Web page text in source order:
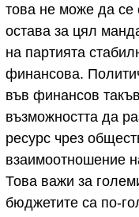
това не може да се
остава за цял
на партията
финансова.
във финансов
възможността да
ресурс чрез
взаимоотношение
Това важи за
бюджетите са по-